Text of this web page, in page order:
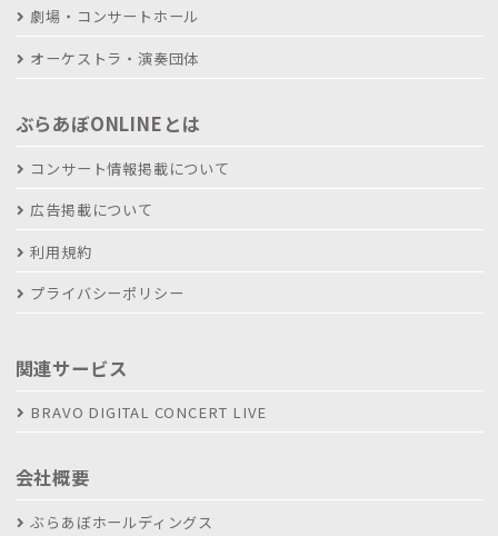
劇場・コンサートホール
オーケストラ・演奏団体
ぶらあぼONLINEとは
コンサート情報掲載について
広告掲載について
利用規約
プライバシーポリシー
関連サービス
BRAVO DIGITAL CONCERT LIVE
会社概要
ぶらあぼホールディングス